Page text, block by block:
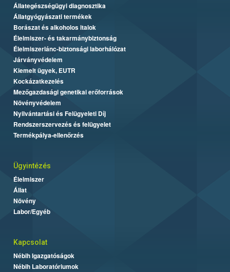
Állategészségügyi diagnosztika
Állatgyógyászati termékek
Borászat és alkoholos italok
Élelmiszer- és takarmánybiztonság
Élelmiszerlánc-biztonsági laborhálózat
Járványvédelem
Kiemelt ügyek, EUTR
Kockázatkezelés
Mezőgazdasági genetikai erőforrások
Növényvédelem
Nyilvántartási és Felügyeleti Díj
Rendszerszervezés és felügyelet
Termékpálya-ellenőrzés
Ügyintézés
Élelmiszer
Állat
Növény
Labor/Egyéb
Kapcsolat
Nébih Igazgatóságok
Nébih Laboratóriumok